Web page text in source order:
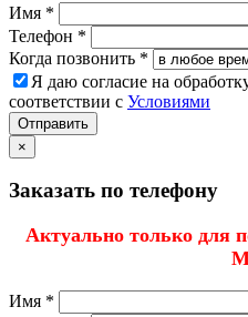
Имя *
Телефон *
Когда позвонить *
Я даю согласие на
соответствии с Условиями
Отправить
×
Заказать по телефону
Актуально только для
Имя *